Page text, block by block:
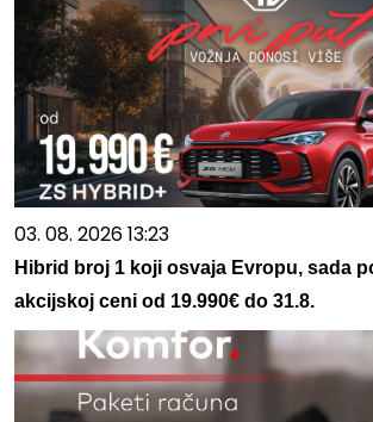
03. 08. 2026 13:23
Hibrid broj 1 koji osvaja Evropu, sada
akcijskoj ceni od 19.990€ do 31.8.